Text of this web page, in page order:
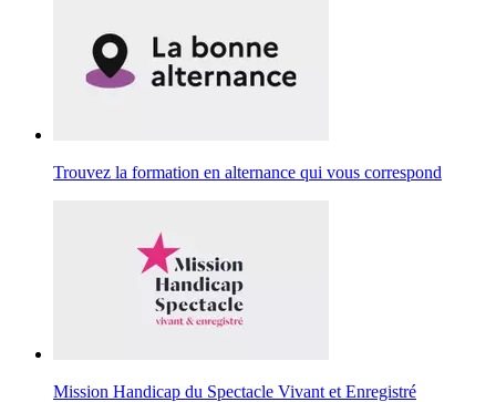
Trouvez la formation en alternance qui vous correspond
Mission Handicap du Spectacle Vivant et Enregistré